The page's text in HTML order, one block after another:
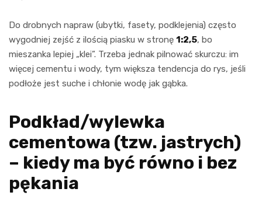
Do drobnych napraw (ubytki, fasety, podklejenia) często
wygodniej zejść z ilością piasku w stronę 1:2,5, bo
mieszanka lepiej „klei”. Trzeba jednak pilnować skurczu: im
więcej cementu i wody, tym większa tendencja do rys, jeśli
podłoże jest suche i chłonie wodę jak gąbka.
Podkład/wylewka
cementowa (tzw. jastrych)
– kiedy ma być równo i bez
pękania